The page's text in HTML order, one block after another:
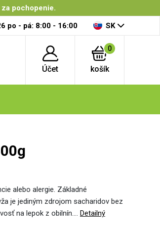
pochopenie.
po - pá: 8:00 - 16:00 SK
Účet
0
košík
alebo alergie. Základné
je jediným zdrojom sacharidov bez
na lepok z obilnín.… Detailný